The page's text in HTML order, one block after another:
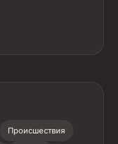
Происшествия